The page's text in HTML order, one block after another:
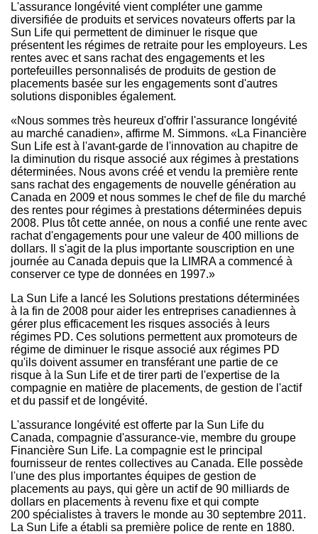
L'assurance longévité vient compléter une gamme
diversifiée de produits et services novateurs offerts par la
Sun Life qui permettent de diminuer le risque que
présentent les régimes de retraite pour les employeurs. Les
rentes avec et sans rachat des engagements et les
portefeuilles personnalisés de produits de gestion de
placements basée sur les engagements sont d'autres
solutions disponibles également.
«Nous sommes très heureux d'offrir l'assurance longévité
au marché canadien», affirme M. Simmons. «La Financière
Sun Life est à l'avant-garde de l'innovation au chapitre de
la diminution du risque associé aux régimes à prestations
déterminées. Nous avons créé et vendu la première rente
sans rachat des engagements de nouvelle génération au
Canada en 2009 etnous sommes le chef de file du marché
des rentes pour régimes à prestations déterminées depuis
2008. Plus tôt cette année, on nous a confié une rente avec
rachat d'engagements pour une valeur de 400 millions de
dollars. Il s'agit de la plus importante souscription en une
journée au Canada depuis que la LIMRA a commencé à
conserver ce type de données en 1997.»
La Sun Life a lancé les Solutions prestations déterminées
à la fin de 2008 pour aider les entreprises canadiennes à
gérer plus efficacement les risques associés à leurs
régimes PD. Ces solutions permettent aux promoteurs de
régime de diminuer le risque associé aux régimes PD
qu'ils doivent assumer en transférant une partie de ce
risque à la Sun Life et de tirer parti de l'expertise de la
compagnie en matière de placements, de gestion de l'actif
et du passif et de longévité.
L'assurance longévité est offerte par la Sun Life du
Canada, compagnie d'assurance-vie, membre du groupe
Financière Sun Life. La compagnie est le principal
fournisseur de rentes collectives au Canada. Elle possède
l'une des plus importantes équipes de gestion de
placements au pays, qui gère un actif de 90 milliards de
dollars en placements à revenu fixe et qui compte
200 spécialistes à travers le monde au 30 septembre 2011.
La Sun Life a établi sa première police de rente en 1880.